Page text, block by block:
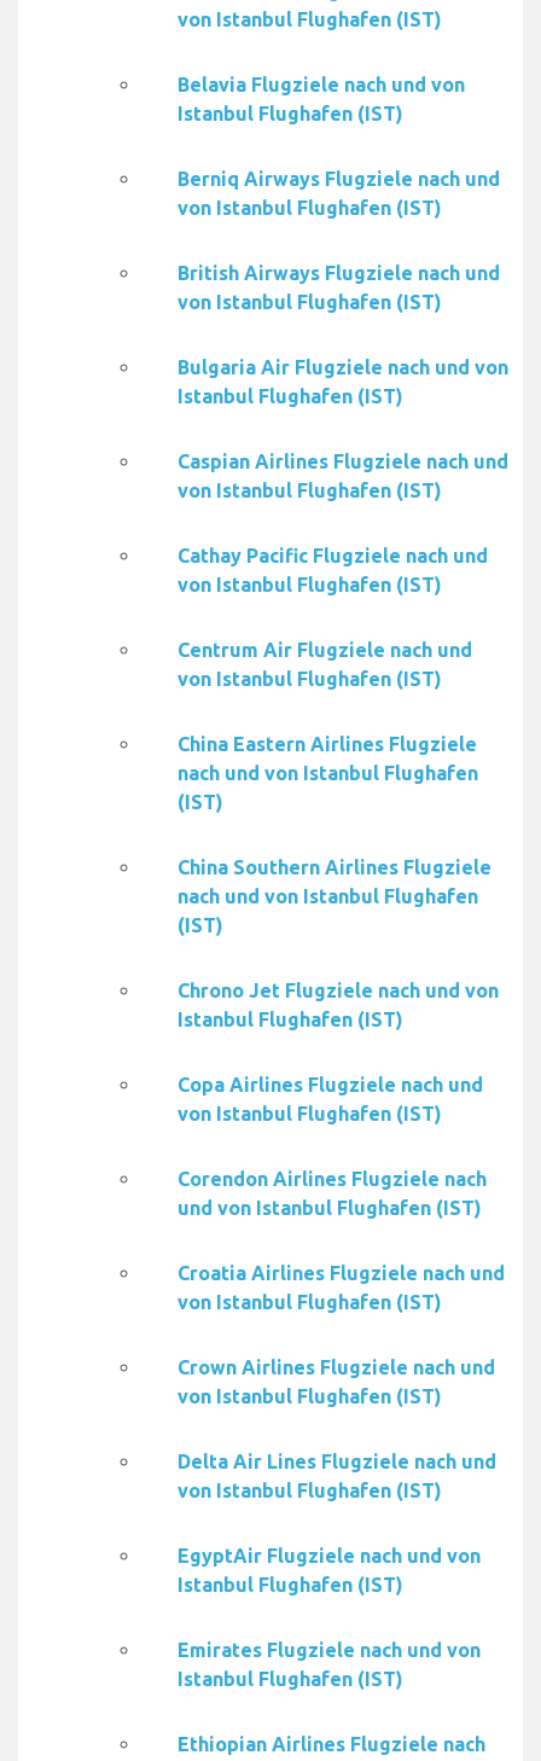
von Istanbul Flughafen (IST)
Belavia Flugziele nach und von
Istanbul Flughafen (IST)
Berniq Airways Flugziele nach und
von Istanbul Flughafen (IST)
British Airways Flugziele nach und
von Istanbul Flughafen (IST)
Bulgaria Air Flugziele nach und von
Istanbul Flughafen (IST)
Caspian Airlines Flugziele nach und
von Istanbul Flughafen (IST)
Cathay Pacific Flugziele nach und
von Istanbul Flughafen (IST)
Centrum Air Flugziele nach und
von Istanbul Flughafen (IST)
China Eastern Airlines Flugziele
nach und von Istanbul Flughafen
(IST)
China Southern Airlines Flugziele
nach und von Istanbul Flughafen
(IST)
Chrono Jet Flugziele nach und von
Istanbul Flughafen (IST)
Copa Airlines Flugziele nach und
von Istanbul Flughafen (IST)
Corendon Airlines Flugziele nach
und von Istanbul Flughafen (IST)
Croatia Airlines Flugziele nach und
von Istanbul Flughafen (IST)
Crown Airlines Flugziele nach und
von Istanbul Flughafen (IST)
Delta Air Lines Flugziele nach und
von Istanbul Flughafen (IST)
EgyptAir Flugziele nach und von
Istanbul Flughafen (IST)
Emirates Flugziele nach und von
Istanbul Flughafen (IST)
Ethiopian Airlines Flugziele nach